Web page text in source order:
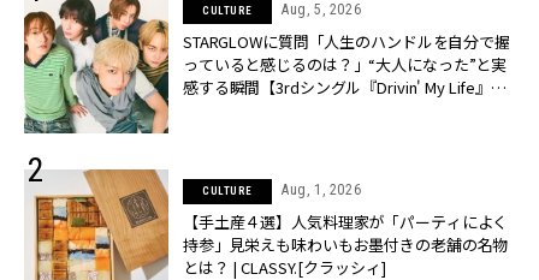
CULTURE Aug, 5, 2026
STARGLOWに質問「人生のハンドルを自分で握
っていると感じるのは？」“大️人になった”と実
感する瞬間【3rdシングル『Drivin' My Life』発
CULTURE Aug, 1, 2026
【手土産４選】人気料理家が「パーティによく
持参」見栄えも味わいもお墨付きの老舗の名物
とは？ | CLASSY.[クラッシィ]